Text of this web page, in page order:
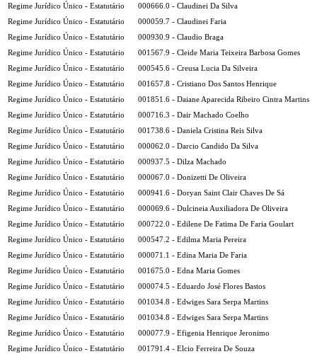
Regime Jurídico Único - Estatutário
000666.0 - Claudinei Da Silva
Regime Jurídico Único - Estatutário
000059.7 - Claudinei Faria
Regime Jurídico Único - Estatutário
000930.9 - Claudio Braga
Regime Jurídico Único - Estatutário
001567.9 - Cleide Maria Teixeira Barbosa Gomes
Regime Jurídico Único - Estatutário
000545.6 - Creusa Lucia Da Silveira
Regime Jurídico Único - Estatutário
001657.8 - Cristiano Dos Santos Henrique
Regime Jurídico Único - Estatutário
001851.6 - Daiane Aparecida Ribeiro Cintra Martins
Regime Jurídico Único - Estatutário
000716.3 - Dair Machado Coelho
Regime Jurídico Único - Estatutário
001738.6 - Daniela Cristina Reis Silva
Regime Jurídico Único - Estatutário
000062.0 - Darcio Candido Da Silva
Regime Jurídico Único - Estatutário
000937.5 - Dilza Machado
Regime Jurídico Único - Estatutário
000067.0 - Donizetti De Oliveira
Regime Jurídico Único - Estatutário
000941.6 - Doryan Saint Clair Chaves De Sá
Regime Jurídico Único - Estatutário
000069.6 - Dulcineia Auxiliadora De Oliveira
Regime Jurídico Único - Estatutário
000722.0 - Edilene De Fatima De Faria Goulart
Regime Jurídico Único - Estatutário
000547.2 - Edilma Maria Pereira
Regime Jurídico Único - Estatutário
000071.1 - Edina Maria De Faria
Regime Jurídico Único - Estatutário
001675.0 - Edna Maria Gomes
Regime Jurídico Único - Estatutário
000074.5 - Eduardo José Flores Bastos
Regime Jurídico Único - Estatutário
001034.8 - Edwiges Sara Serpa Martins
Regime Jurídico Único - Estatutário
001034.8 - Edwiges Sara Serpa Martins
Regime Jurídico Único - Estatutário
000077.9 - Efigenia Henrique Jeronimo
Regime Jurídico Único - Estatutário
001791.4 - Elcio Ferreira De Souza